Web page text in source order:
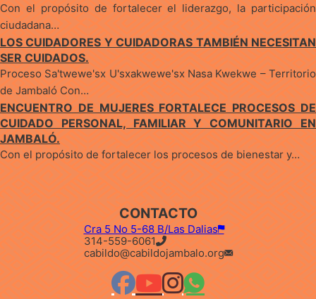
Con el propósito de fortalecer el liderazgo, la participación
ciudadana…
LOS CUIDADORES Y CUIDADORAS TAMBIÉN NECESITAN
SER CUIDADOS.
Proceso Sa'twewe'sx U'sxakwewe'sx Nasa Kwekwe – Territorio
de Jambaló Con…
ENCUENTRO DE MUJERES FORTALECE PROCESOS DE
CUIDADO PERSONAL, FAMILIAR Y COMUNITARIO EN
JAMBALÓ.
Con el propósito de fortalecer los procesos de bienestar y…
CONTACTO
Cra 5 No 5-68 B/Las Dalias
314-559-6061
cabildo@cabildojambalo.org